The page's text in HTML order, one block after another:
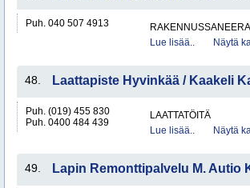
Puh. 040 507 4913
Lue lisää..
Näytä
48. Laattapiste Hyvinkää / Kaakeli
Puh. (019) 455 830
Puh. 0400 484 439
LAATTATÖITÄ
Lue lisää..
Näytä
49. Lapin Remonttipalvelu M. Autio